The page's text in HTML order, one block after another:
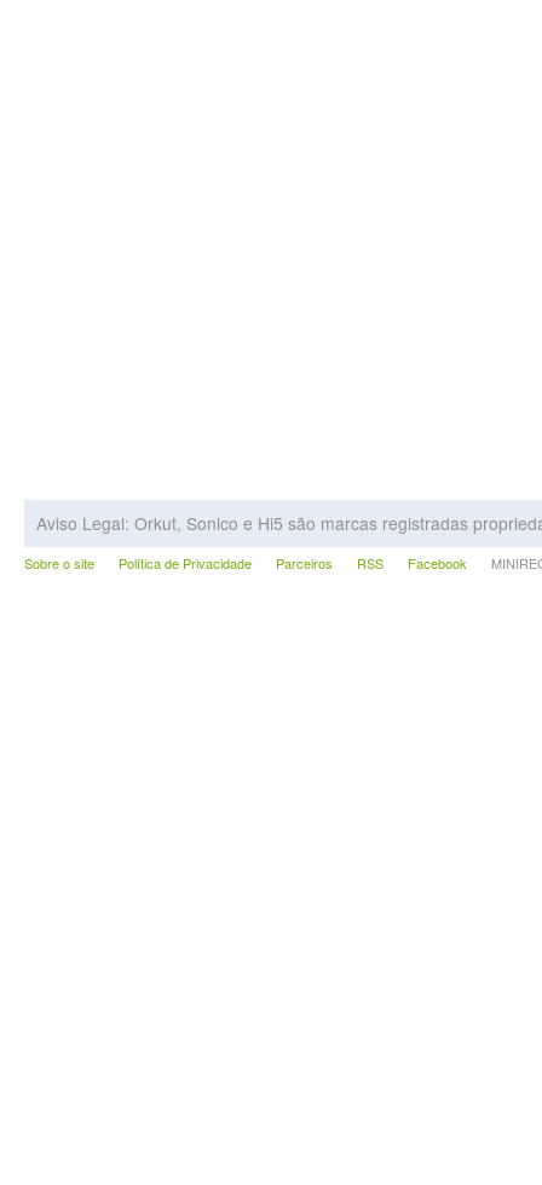
Aviso Legal: Orkut, Sonico e Hi5 são marcas registradas
Sobre o site Política de Privacidade Parceiros RSS Facebook